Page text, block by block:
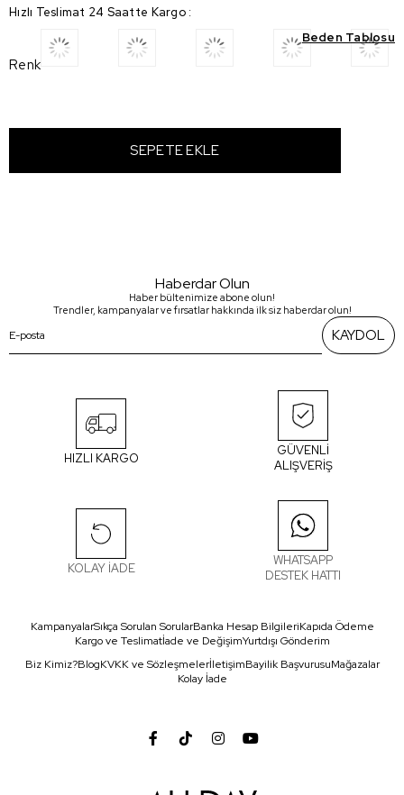
Hızlı Teslimat 24 Saatte Kargo :
Beden Tablosu
Renk
Haberdar Olun
Haber bültenimize abone olun!
Trendler, kampanyalar ve fırsatlar hakkında ilk siz haberdar olun!
KAYDOL
HIZLI KARGO
GÜVENLİ
ALIŞVERİŞ
KOLAY İADE
WHATSAPP
DESTEK HATTI
KampanyalarSıkça Sorulan SorularBanka Hesap BilgileriKapıda Ödeme
Kargo ve Teslimatİade ve DeğişimYurtdışı Gönderim
Biz Kimiz?BlogKVKK ve SözleşmelerİletişimBayilik BaşvurusuMağazalar
Kolay İade